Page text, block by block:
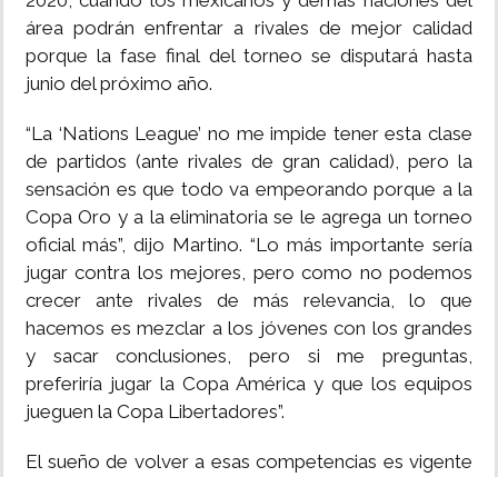
área podrán enfrentar a rivales de mejor calidad
porque la fase final del torneo se disputará hasta
junio del próximo año.
“La ‘Nations League’ no me impide tener esta clase
de partidos (ante rivales de gran calidad), pero la
sensación es que todo va empeorando porque a la
Copa Oro y a la eliminatoria se le agrega un torneo
oficial más”, dijo Martino. “Lo más importante sería
jugar contra los mejores, pero como no podemos
crecer ante rivales de más relevancia, lo que
hacemos es mezclar a los jóvenes con los grandes
y sacar conclusiones, pero si me preguntas,
preferiría jugar la Copa América y que los equipos
jueguen la Copa Libertadores”.
El sueño de volver a esas competencias es vigente